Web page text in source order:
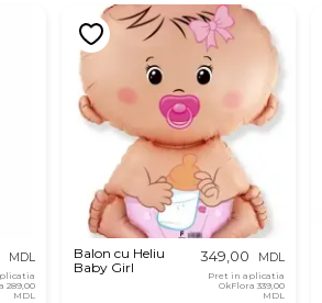
MDL
289,00
MDL
Balon cu Heliu
Baby Girl
349,00 MDL
Pret in aplicatia
OkFlora 339,00
MDL